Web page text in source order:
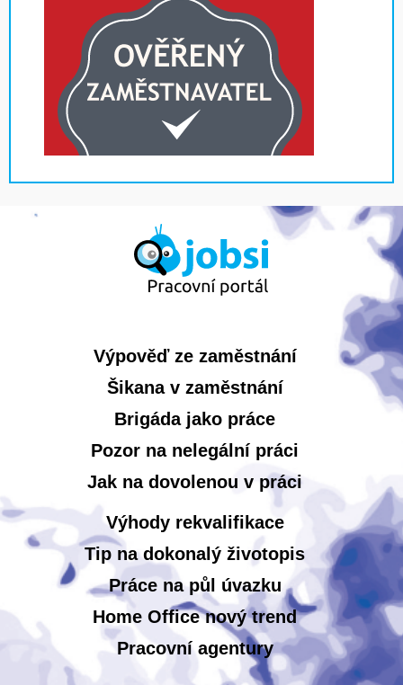
Výpověď ze zaměstnání
Šikana v zaměstnání
Brigáda jako práce
Pozor na nelegální práci
Jak na dovolenou v práci
Výhody rekvalifikace
Tip na dokonalý životopis
Práce na půl úvazku
Home Office nový trend
Pracovní agentury